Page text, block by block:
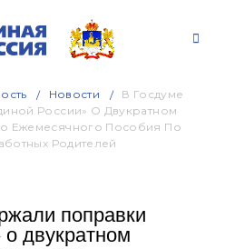
Новости
В Госдуме
России» О Двукратном
Ежемесячного Пособия По
Родителей
поправки
двукратном